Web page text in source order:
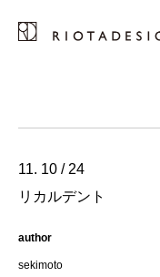
11. 10 / 24
リカルデント
author
sekimoto